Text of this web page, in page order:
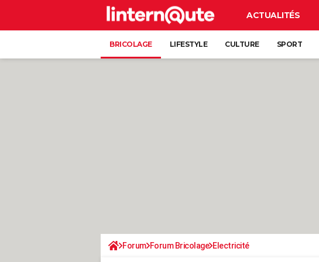
ACTUALITÉS
BRICOLAGE LIFESTYLE CULTURE SPORT
Forum Forum Bricolage Electricité